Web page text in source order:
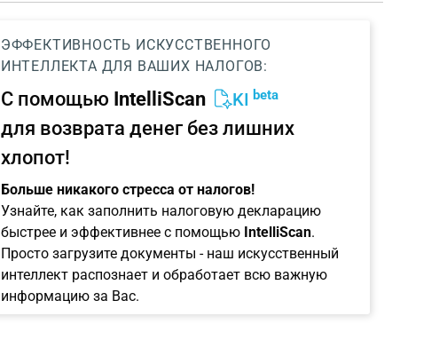
ЭФФЕКТИВНОСТЬ ИСКУССТВЕННОГО
ИНТЕЛЛЕКТА ДЛЯ ВАШИХ НАЛОГОВ:
С помощью IntelliScan KI beta
для возврата денег без лишних
хлопот!
Больше никакого стресса от налогов!
Узнайте, как заполнить налоговую декларацию
быстрее и эффективнее с помощью IntelliScan.
Просто загрузите документы - наш искусственный
интеллект распознает и обработает всю важную
информацию за Вас.